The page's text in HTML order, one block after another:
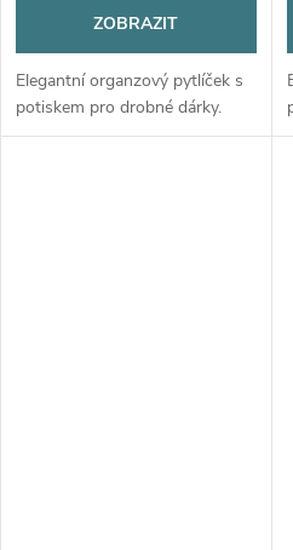
ZOBRAZIT
Elegantní organzový pytlíček s
potiskem pro drobné dárky.